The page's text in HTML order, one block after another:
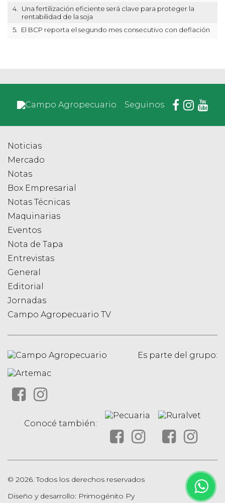
4.
Una fertilización eficiente será clave para proteger la
rentabilidad de la soja
5.
El BCP reporta el segundo mes consecutivo con deflación
Seguinos
Noticias
Mercado
Notas
Box Empresarial
Notas Técnicas
Maquinarias
Eventos
Nota de Tapa
Entrevistas
General
Editorial
Jornadas
Campo Agropecuario TV
Es parte del grupo:
Conocé también:
© 2026. Todos los derechos reservados
Diseño y desarrollo: Primogénito Py